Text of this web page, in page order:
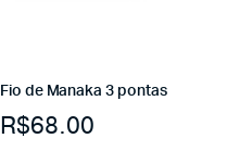
Fio de Manaka 3 pontas
R$68.00